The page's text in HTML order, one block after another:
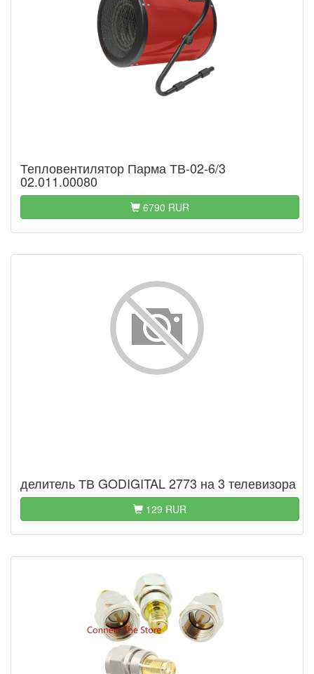
Тепловентилятор Парма ТВ-02-6/3
02.011.00080
6790 RUR
делитель ТВ GODIGITAL 2773 на 3 телевизора
129 RUR